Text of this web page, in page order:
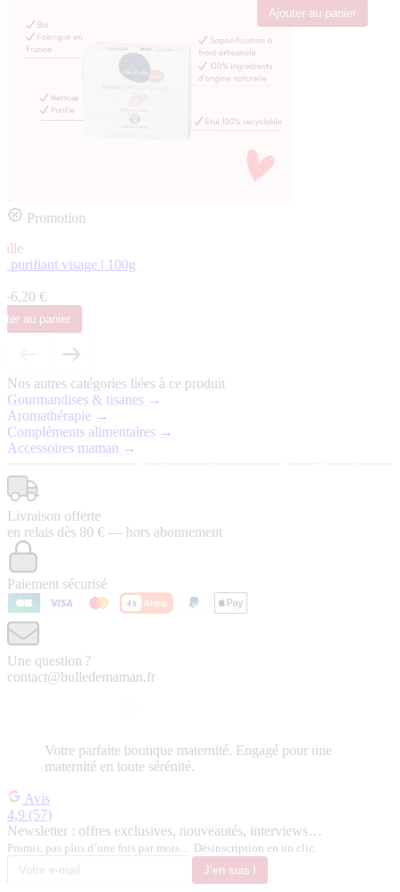
Promotion
purifiant visage | 100g
€6,20 €
au panier
Ajouter au panier
Nos autres catégories liées à ce produit
Gourmandises & tisanes →
Aromathérapie →
Compléments alimentaires →
Accessoires maman →
Livraison offerte
en relais dès 80 € — hors abonnement
Paiement sécurisé
Une question ?
contact@bulledemaman.fr
Votre parfaite boutique maternité. Engagé pour une
maternité en toute sérénité.
Avis
4,9 (57)
Newsletter : offres exclusives, nouveautés, interviews…
Promis, pas plus d’une fois par mois… Désinscription en un clic.
J’en suis !